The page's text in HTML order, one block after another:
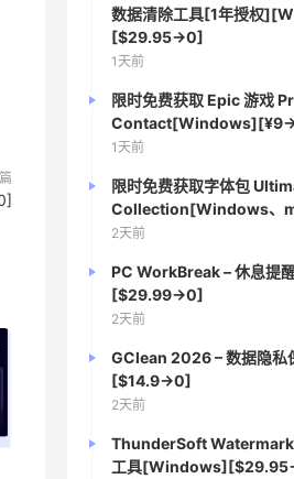
数据清除工具[1年授权
[$29.95→0]
1天前
限时免费获取 Epic 游戏
1天前
限时免费获取字体包
Collection[Windows、
2天前
PC WorkBreak – 休息提
[$29.99→0]
2天前
GClean 2026 – 数据隐
[$14.9→0]
2天前
ThunderSoft
工具